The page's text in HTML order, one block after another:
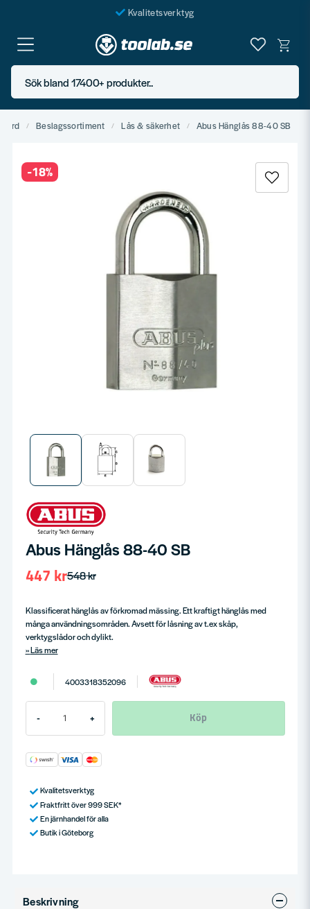
Kvalitetsverktyg
Fraktfritt över 999 SEK*
En järnhandel för alla
Butik i Göteborg
Sök bland 17400+ produkter..
Beslagssortiment Lås & säkerhet Abus Hänglås 88-40 SB
-18%
Abus Hänglås 88-40 SB
548 kr
447 kr
Klassificerat hänglås av förkromad mässing. Ett kraftigt hänglås med
många användningsområden. Avsett för låsning av t.ex skåp,
verktygslådor och dylikt.
Läs mer
4003318352096
- + Köp
Kvalitetsverktyg
Fraktfritt över 999 SEK*
En järnhandel för alla
Butik i Göteborg
Beskrivning